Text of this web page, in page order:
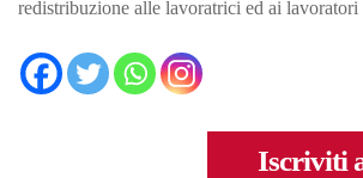
redistribuzione alle lavoratrici ed ai
Iscriviti